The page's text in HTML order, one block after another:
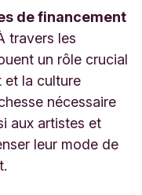
de financement
travers les
un rôle crucial
et la culture
nécessaire
aux artistes et
leur mode de